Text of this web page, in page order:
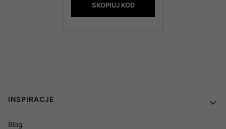
SKOPIUJ KOD
Linki w stopce
INSPIRACJE
Blog